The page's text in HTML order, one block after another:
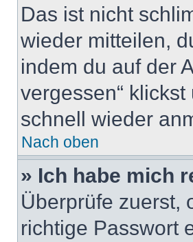
Das ist nicht
wieder mitteilen,
indem du auf der
vergessen“
schnell wieder
Nach oben
» Ich habe mich
Überprüfe zuerst,
richtige Passwort